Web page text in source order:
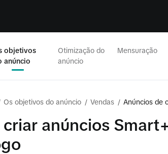
objetivos
anúncio
Otimização do
anúncio
Mensuração
Os objetivos do anúncio / Vendas / Anúncios de
criar anúncios